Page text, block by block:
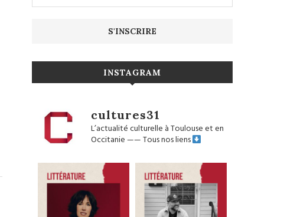
INSTAGRAM
cultures31
L’actualité culturelle à Toulouse et en
Occitanie——Tous nos liens